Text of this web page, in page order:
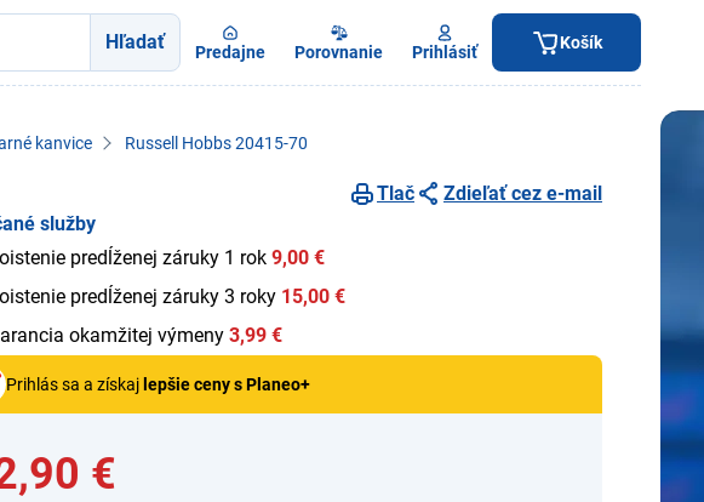
Hľadať Predajne Porovnanie Prihlásiť Košík
kanvice Russell Hobbs 20415-70
Tlač
Zdieľať cez e-mail
služby
predĺženej záruky 1 rok 9,00 €
predĺženej záruky 3 roky 15,00 €
okamžitej výmeny 3,99 €
Prihlás sa a získaj lepšie ceny s Planeo+
€